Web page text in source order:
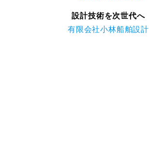
設計技術を次世代へ
有限会社小林船舶設計